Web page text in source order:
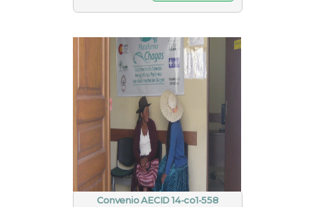
Convenio AECID 14-co1-558